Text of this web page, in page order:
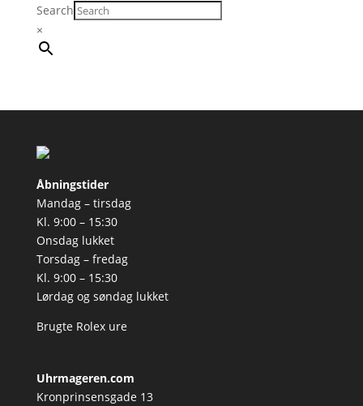
Search
×
Åbningstider
Mandag – tirsdag
Kl. 9:00 – 15:30
Onsdag lukket
Torsdag – fredag
Kl. 9:00 – 15:30
Lørdag og søndag lukket
Brugte Rolex ure
Uhrmageren.com
Kronprinsensgade 13